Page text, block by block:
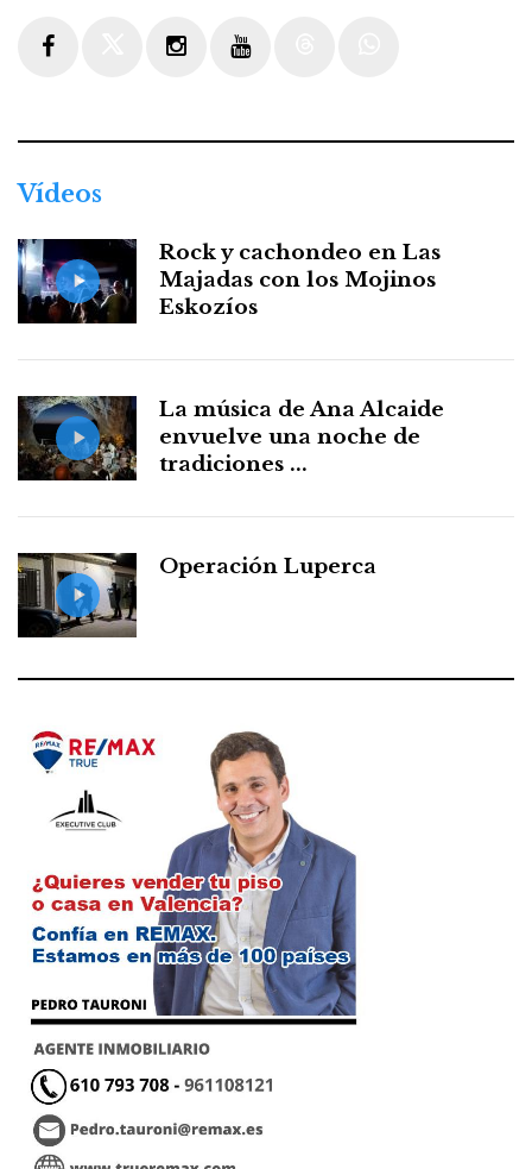
Vídeos
Rock y cachondeo en Las
Majadas con los Mojinos
Eskozíos
La música de Ana Alcaide
envuelve una noche de
tradiciones ...
Operación Luperca